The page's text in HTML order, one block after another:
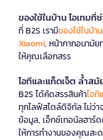
ของใช้ในบ้าน ไอเทม
ที่ B2S เรามีของใช้ในบ้าน
Xiaomi, หน้ากากอนามั
ให้คุณเลือกสรร
ไอทีและแก็ดเจ็ต ล้ำส
B2S ได้คัดสรรสินค้าไอที
ทุกไลฟ์สไตล์ดิจิทัล ไม่ว่า
ข้อมูล, เอ็กซ์เทอนัลฮาร์
ให้การทำงานของคุณสะ